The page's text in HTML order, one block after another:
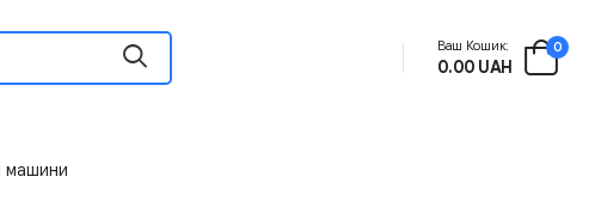
Ваш Кошик:
0.00 UAH
0
машини